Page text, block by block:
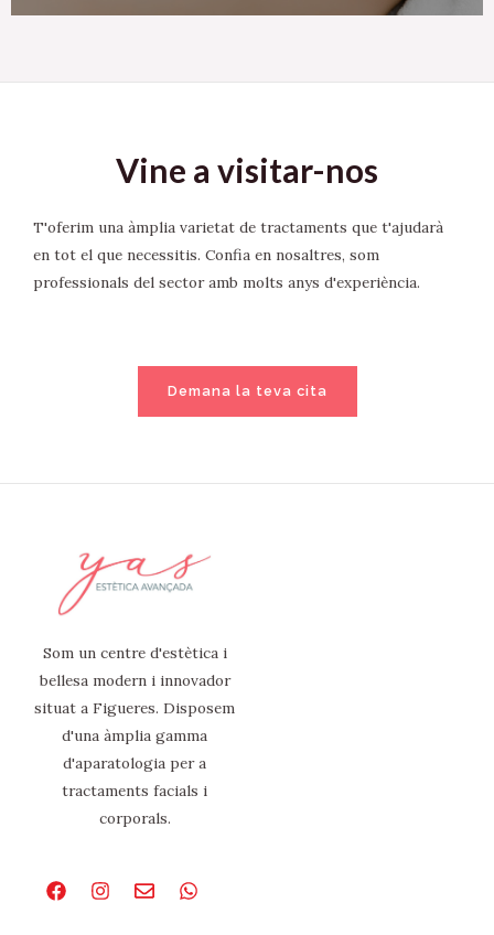
Vine a visitar-nos
T'oferim una àmplia varietat de tractaments que t'ajudarà
en tot el que necessitis. Confia en nosaltres, som
professionals del sector amb molts anys d'experiència.
Demana la teva cita
Som un centre d'estètica i
bellesa modern i innovador
situat a Figueres. Disposem
d'una àmplia gamma
d'aparatologia per a
tractaments facials i
corporals.
FacebookInstagram
EnvelopeWhatsapp